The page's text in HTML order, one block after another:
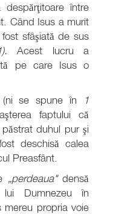
între
Când Isus a murit
sfâşiată de sus
Acest lucru a
pe care Isus o
(ni se spune în
1
faptului că
duhul pur şi
deschisă calea
Preasfânt.
„perdeaua" densă
lui Dumnezeu în
mereu propria voie